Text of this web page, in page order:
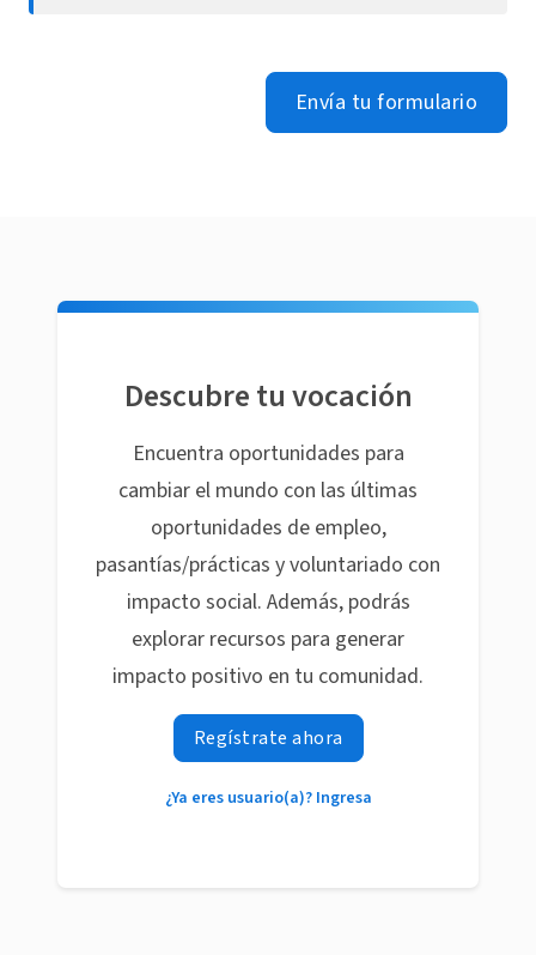
Envía tu formulario
Descubre tu vocación
Encuentra oportunidades para
cambiar el mundo con las últimas
oportunidades de empleo,
pasantías/prácticas y voluntariado con
impacto social. Además, podrás
explorar recursos para generar
impacto positivo en tu comunidad.
Regístrate ahora
¿Ya eres usuario(a)? Ingresa